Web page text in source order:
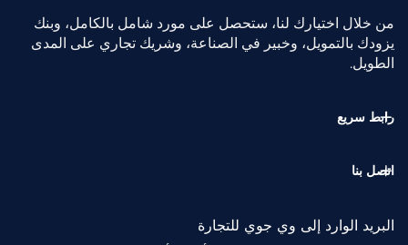
من خلال اختيارك لنا، ستحصل على مورد شامل بالكامل، وبنك
يزودك بالتمويل، وخبير في الصناعة، وشريك تجاري على المدى
الطويل.
رابط سريع
اتصل بنا
البريد الوارد إلى وي جوي للتجارة